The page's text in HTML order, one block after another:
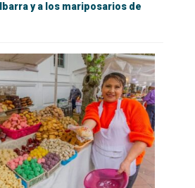
y a los mariposarios de